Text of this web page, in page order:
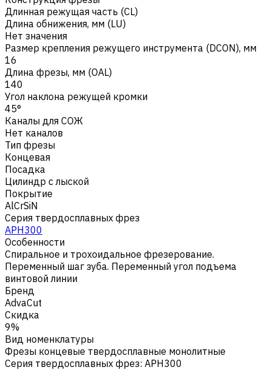
Длинная режущая часть (CL)
Длина обнижения, мм (LU)
Нет значения
Размер крепления режущего инструмента (DCON), мм
16
Длина фрезы, мм (OAL)
140
Угол наклона режущей кромки
45°
Каналы для СОЖ
Нет каналов
Тип фрезы
Концевая
Посадка
Цилиндр с лыской
Покрытие
AlCrSiN
Серия твердосплавных фрез
APH300
Особенности
Спиральное и трохоидальное фрезерование.
Переменный шаг зуба. Переменный угол подъема
винтовой линии
Бренд
AdvaCut
Скидка
9%
Вид номенклатуры
Фрезы концевые твердосплавные монолитные
Серия твердосплавных фрез: APH300